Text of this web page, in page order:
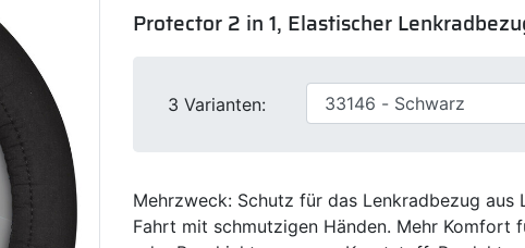
Protector 2 in 1, Elastischer
3 Varianten:
Mehrzweck: Schutz für das Lenkradbezug aus
Fahrt mit schmutzigen Händen. Mehr Komfort